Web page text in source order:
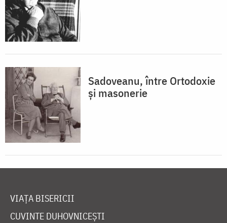
Sadoveanu, între Ortodoxie
și masonerie
VIAȚA BISERICII
CUVINTE DUHOVNICEȘTI